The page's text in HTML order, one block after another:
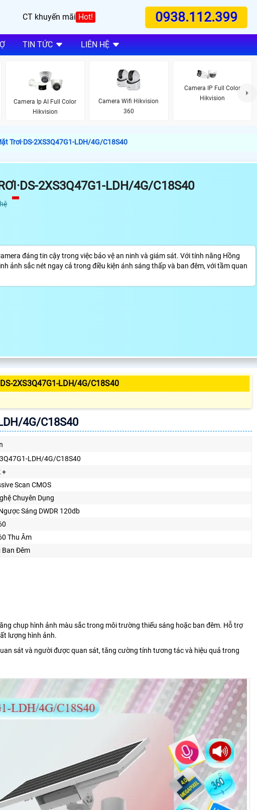
CT khuyến mãi Hot! 0938.112.399
TIN TỨC LIÊN HỆ
Camera Ip AI Full Color
Hikvision
Camera Wifi Hikvision
360
Camera IP Full Color
Hikvision
Trơi·DS-2XS3Q47G1-LDH/4G/C18S40
2XS3Q47G1-LDH/4G/C18S40
đáng tin cậy trong việc bảo vệ an ninh và giám sát. Với tính năng Hồng
ảnh sắc nét ngay cả trong điều kiện ánh sáng thấp và ban đêm, với tầm quan
2XS3Q47G1-LDH/4G/C18S40
4G/C18S40
LDH/4G/C18S40
+
Scan CMOS
Chuyên Dụng
Sáng DWDR 120db
Thu Âm
Ban Đêm
chụp hình ảnh màu sắc trong môi trường thiếu sáng hoặc ban đêm. Hỗ trợ
lượng hình ảnh.
sát và người được quan sát, tăng cường tính tương tác và hiệu quả trong